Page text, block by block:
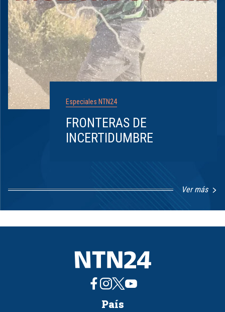
Especiales NTN24
FRONTERAS DE
INCERTIDUMBRE
Ver más
1
8
País